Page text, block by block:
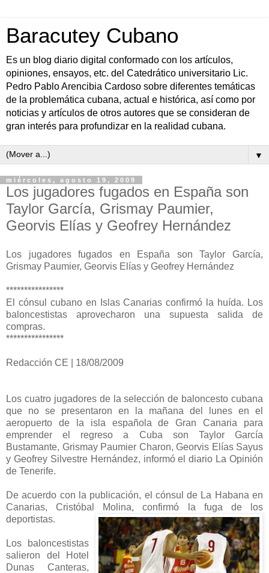
Baracutey Cubano
Es un blog diario digital conformado con los artículos,
opiniones, ensayos, etc. del Catedrático universitario Lic.
Pedro Pablo Arencibia Cardoso sobre diferentes temáticas
de la problemática cubana, actual e histórica, así como por
noticias y artículos de otros autores que se consideran de
gran interés para profundizar en la realidad cubana.
▼
miércoles, agosto 19, 2009
Los jugadores fugados en España son
Taylor García, Grismay Paumier,
Georvis Elías y Geofrey Hernández
Los jugadores fugados en España son Taylor García,
Grismay Paumier, Georvis Elías y Geofrey Hernández
****************
El cónsul cubano en Islas Canarias confirmó la huída. Los
baloncestistas aprovecharon una supuesta salida de
compras.
****************
Redacción CE | 18/08/2009
Los cuatro jugadores de la selección de baloncesto cubana
que no se presentaron en la mañana del lunes en el
aeropuerto de la isla española de Gran Canaria para
emprender el regreso a Cuba son Taylor García
Bustamante, Grismay Paumier Charon, Georvis Elías Sayus
y Geofrey Silvestre Hernández, informó el diario La Opinión
de Tenerife.
De acuerdo con la publicación, el cónsul de La Habana en
Canarias, Cristóbal Molina, confirmó la fuga de los
deportistas.
Los baloncestistas
salieron del Hotel
Dunas Canteras,